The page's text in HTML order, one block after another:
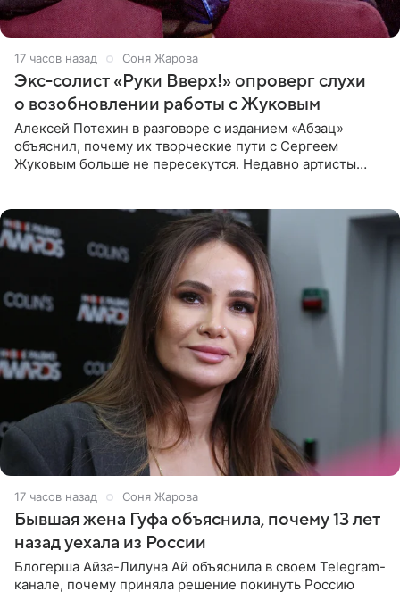
17 часов назад Соня Жарова
Экс-солист «Руки Вверх!» опроверг слухи
о возобновлении работы с Жуковым
Алексей Потехин в разговоре с изданием «Абзац»
объяснил, почему их творческие пути с Сергеем
Жуковым больше не пересекутся. Недавно артисты
17 часов назад Соня Жарова
Бывшая жена Гуфа объяснила, почему 13 лет
назад уехала из России
Блогерша Айза-Лилуна Ай объяснила в своем Telegram-
канале, почему приняла решение покинуть Россию